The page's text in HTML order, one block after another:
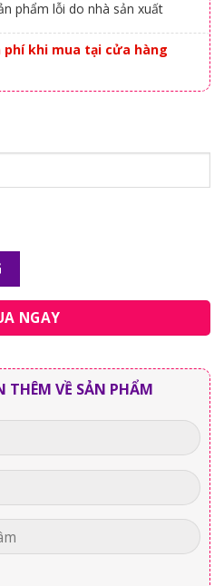
phẩm lỗi do nhà sản xuất
phí khi mua tại cửa hàng
NGAY
THÊM VỀ SẢN PHẨM